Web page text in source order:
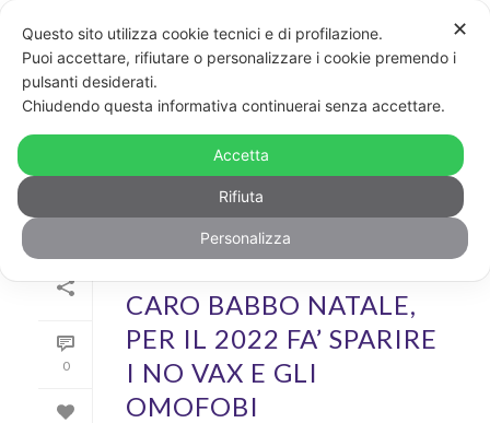
ARCHIVIO
Archivi Tag per: "Babbo Natale"
0
CARO BABBO NATALE,
PER IL 2022 FA’ SPARIRE
I NO VAX E GLI
OMOFOBI
✕
Questo sito utilizza cookie tecnici e di profilazione.
Puoi accettare, rifiutare o personalizzare i cookie premendo i
pulsanti desiderati.
Chiudendo questa informativa continuerai senza accettare.
Accetta
Rifiuta
Personalizza